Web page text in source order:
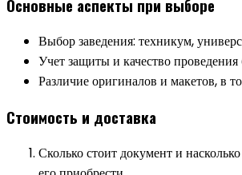
Основные аспекты при выборе
Выбор заведения: техникум,
Учет защиты и качество проведения
Различие оригиналов и макетов, в
Стоимость и доставка
Сколько стоит документ и